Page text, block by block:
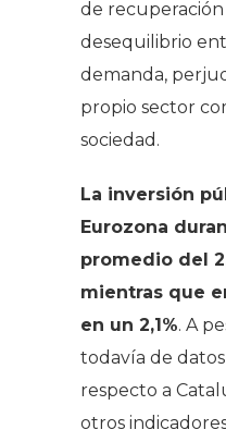
de recuperación
desequilibrio
demanda,
propio sector
sociedad.
La inversión
Eurozona
promedio del
mientras que
en un 2,1%. A
todavía de
respecto a
otros